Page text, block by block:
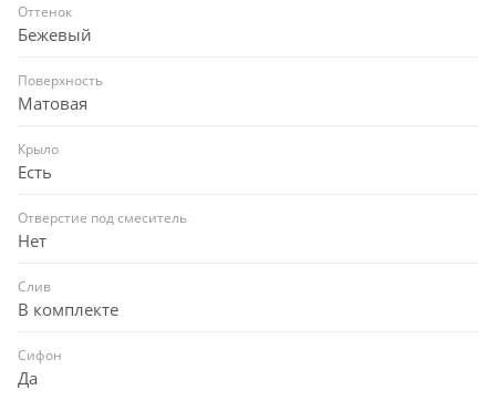
Оттенок
Бежевый
Поверхность
Матовая
Крыло
Есть
Отверстие под смеситель
Нет
Слив
В комплекте
Сифон
Да